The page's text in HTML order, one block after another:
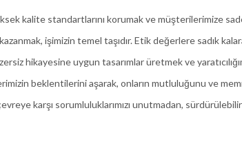
kalite standartlarını korumak ve müşterilerimize
işimizin temel taşıdır. Etik değerlere sadık
hikayesine uygun tasarımlar üretmek ve
beklentilerini aşarak, onların mutluluğunu ve
karşı sorumluluklarımızı unutmadan,